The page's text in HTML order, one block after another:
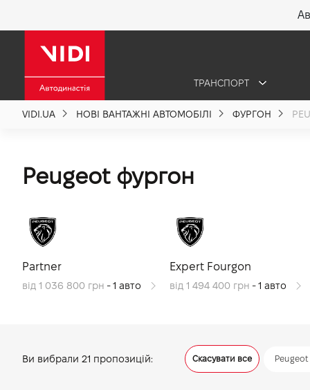
ТРАНСПОРТ
VIDI.UA НОВІ ВАНТАЖНІ АВТОМОБІЛІ ФУРГОН
Peugeot фургон
Partner
від 1 036 800 грн - 1 авто
Expert Fourgon
від 1 494 400 грн - 1 авто
Ви вибрали 21 пропозицій: Скасувати все Peugeot
Про компанію
Новини
Політика якості
Контакти